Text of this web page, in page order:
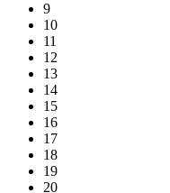
9
10
11
12
13
14
15
16
17
18
19
20